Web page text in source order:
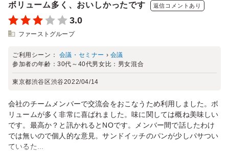
ボリューム多く、おいしかったです 返信コメントあり
3.0
ファーストグループ
ご利用シーン： 会議・セミナー › 会議
参加者の年齢：30代～40代男女比： 男女混合
東京都渋谷区渋谷2022/04/14
会社のチームメンバーで交流会をおこなうため利用しました。ボ
リュームが多く非常に喜ばれました。味に関しては概ね美味しい
です。最高か？と訊かれるとNOです。メンバー間で話したわけ
では無いので個人的な意見。サンドイッチのパンが少しパサつい
ているた...